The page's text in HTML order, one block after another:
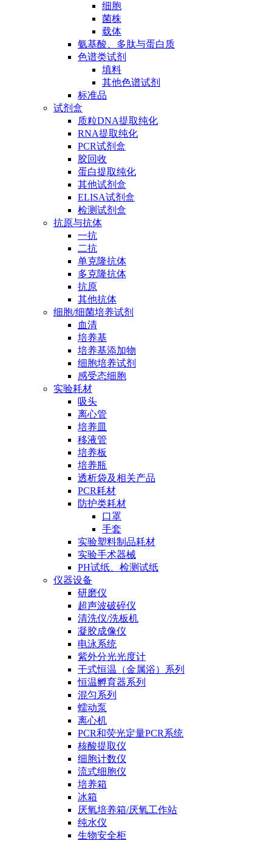
细胞
菌株
载体
氨基酸、多肽与蛋白质
色谱类试剂
填料
其他色谱试剂
标准品
试剂盒
质粒DNA提取纯化
RNA提取纯化
PCR试剂盒
胶回收
蛋白提取纯化
其他试剂盒
ELISA试剂盒
检测试剂盒
抗原与抗体
一抗
二抗
单克隆抗体
多克隆抗体
抗原
其他抗体
细胞/细菌培养试剂
血清
培养基
培养基添加物
细胞培养试剂
感受态细胞
实验耗材
吸头
离心管
培养皿
移液管
培养板
培养瓶
透析袋及相关产品
PCR耗材
防护类耗材
口罩
手套
实验塑料制品耗材
实验手术器械
PH试纸、检测试纸
仪器设备
研磨仪
超声波破碎仪
清洗仪/洗板机
凝胶成像仪
电泳系统
紫外分光光度计
干式恒温（金属浴）系列
恒温孵育器系列
混匀系列
蠕动泵
离心机
PCR和荧光定量PCR系统
核酸提取仪
细胞计数仪
流式细胞仪
培养箱
冰箱
厌氧培养箱/厌氧工作站
纯水仪
生物安全柜